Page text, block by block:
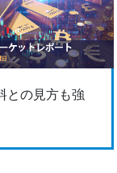
との見方も強